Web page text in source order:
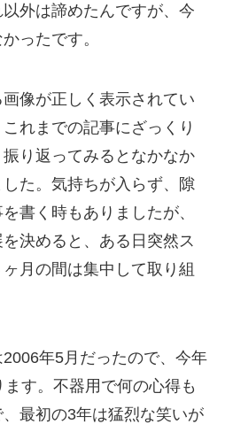
外は諦めたんですが、今
ったです。
像が正しく表示されてい
れまでの記事にざっくり
り返ってみるとなかなか
た。気持ちが入らず、隙
書く時もありましたが、
決めると、ある日突然ス
月の間は集中して取り組
年5月だったので、今年
す。不器用で何の心得も
最初の3年は猛烈な笑いが